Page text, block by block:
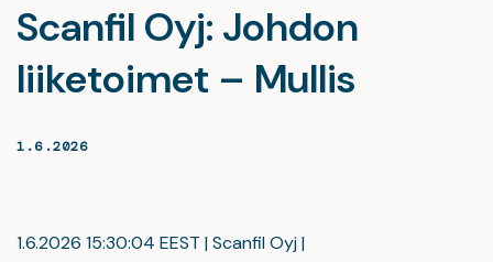
Scanfil Oyj: Johdon
liiketoimet – Mullis
1.6.2026
1.6.2026 15:30:04 EEST | Scanfil Oyj |